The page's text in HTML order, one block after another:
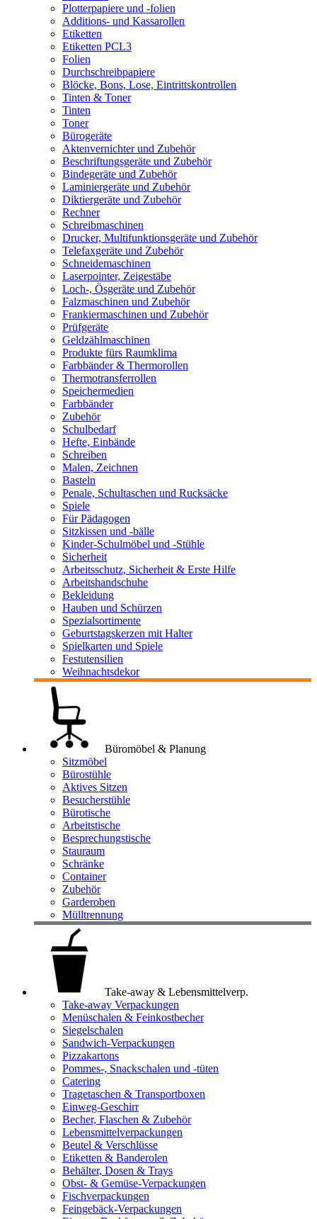
Plotterpapiere und -folien
Additions- und Kassarollen
Etiketten
Etiketten PCL3
Folien
Durchschreibpapiere
Blöcke, Bons, Lose, Eintrittskontrollen
Tinten & Toner
Tinten
Toner
Bürogeräte
Aktenvernichter und Zubehör
Beschriftungsgeräte und Zubehör
Bindegeräte und Zubehör
Laminiergeräte und Zubehör
Diktiergeräte und Zubehör
Rechner
Schreibmaschinen
Drucker, Multifunktionsgeräte und Zubehör
Telefaxgeräte und Zubehör
Schneidemaschinen
Laserpointer, Zeigestäbe
Loch-, Ösgeräte und Zubehör
Falzmaschinen und Zubehör
Frankiermaschinen und Zubehör
Prüfgeräte
Geldzählmaschinen
Produkte fürs Raumklima
Farbbänder & Thermorollen
Thermotransferrollen
Speichermedien
Farbbänder
Zubehör
Schulbedarf
Hefte, Einbände
Schreiben
Malen, Zeichnen
Basteln
Penale, Schultaschen und Rucksäcke
Spiele
Für Pädagogen
Sitzkissen und -bälle
Kinder-Schulmöbel und -Stühle
Sicherheit
Arbeitsschutz, Sicherheit & Erste Hilfe
Arbeitshandschuhe
Bekleidung
Hauben und Schürzen
Spezialsortimente
Geburtstagskerzen mit Halter
Spielkarten und Spiele
Festutensilien
Weihnachtsdekor
Büromöbel & Planung
Sitzmöbel
Bürostühle
Aktives Sitzen
Besucherstühle
Bürotische
Arbeitstische
Besprechungstische
Stauraum
Schränke
Container
Zubehör
Garderoben
Mülltrennung
Take-away & Lebensmittelverp.
Take-away Verpackungen
Menüschalen & Feinkostbecher
Siegelschalen
Sandwich-Verpackungen
Pizzakartons
Pommes-, Snackschalen und -tüten
Catering
Tragetaschen & Transportboxen
Einweg-Geschirr
Becher, Flaschen & Zubehör
Lebensmittelverpackungen
Beutel & Verschlüsse
Etiketten & Banderolen
Behälter, Dosen & Trays
Obst- & Gemüse-Verpackungen
Fischverpackungen
Feingebäck-Verpackungen